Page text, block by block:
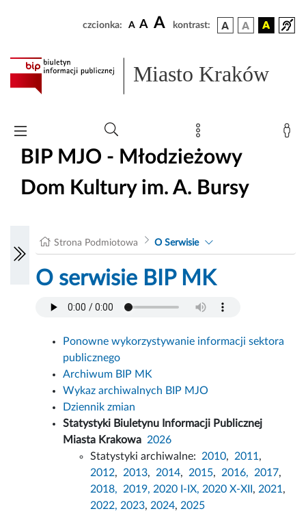
czcionka: A A A kontrast:
Miasto Kraków
BIP MJO - Młodzieżowy
Dom Kultury im. A. Bursy
Strona Podmiotowa O Serwisie
O serwisie BIP MK
Ponowne wykorzystywanie informacji sektora
publicznego
Archiwum BIP MK
Wykaz archiwalnych BIP MJO
Dziennik zmian
Statystyki Biuletynu Informacji Publicznej
Miasta Krakowa 2026
Statystyki archiwalne: 2010, 2011,
2012, 2013, 2014, 2015, 2016, 2017,
2018,
2019, 2020 I-IX, 2020 X-XII , 2021,
2022, 2023, 2024, 2025